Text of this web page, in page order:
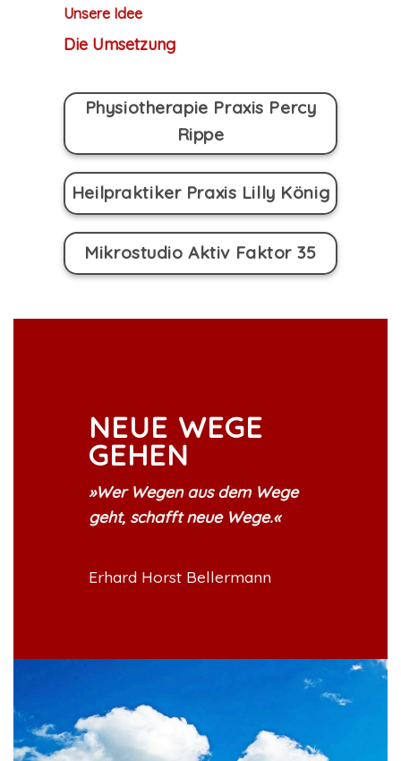
Unsere Idee
Die Umsetzung
Physiotherapie Praxis Percy
Rippe
Heilpraktiker Praxis Lilly König
Mikrostudio Aktiv Faktor 35
NEUE WEGE
GEHEN
»Wer Wegen aus dem Wege
geht, schafft neue Wege.«
Erhard Horst Bellermann